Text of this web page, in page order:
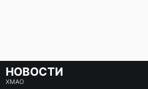
НОВОСТИ
ХМАО